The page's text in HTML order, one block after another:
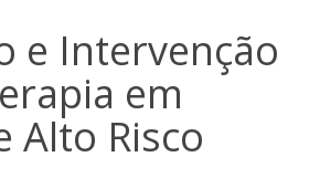
e Intervenção
em
Alto Risco